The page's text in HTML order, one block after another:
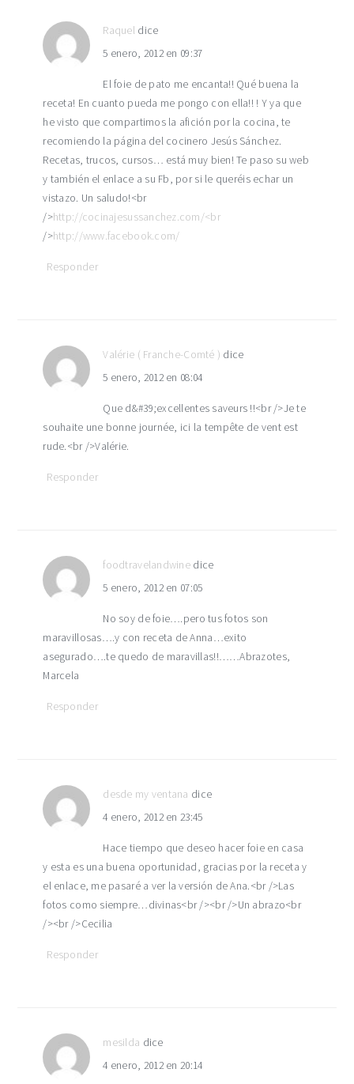
Raquel dice
5 enero, 2012 en 09:37
El foie de pato me encanta!! Qué buena la
receta! En cuanto pueda me pongo con ella!! ! Y ya que
he visto que compartimos la afición por la cocina, te
recomiendo la página del cocinero Jesús Sánchez.
Recetas, trucos, cursos… está muy bien! Te paso su web
y también el enlace a su Fb, por si le queréis echar un
vistazo. Un saludo!<br
/>http://cocinajesussanchez.com/<br
/>http://www.facebook.com/
Responder
Valérie ( Franche-Comté ) dice
5 enero, 2012 en 08:04
Que d&#39;excellentes saveurs !!<br />Je te
souhaite une bonne journée, ici la tempête de vent est
rude.<br />Valérie.
Responder
foodtravelandwine dice
5 enero, 2012 en 07:05
No soy de foie….pero tus fotos son
maravillosas….y con receta de Anna…exito
asegurado….te quedo de maravillas!!……Abrazotes,
Marcela
Responder
desde my ventana dice
4 enero, 2012 en 23:45
Hace tiempo que deseo hacer foie en casa
y esta es una buena oportunidad, gracias por la receta y
el enlace, me pasaré a ver la versión de Ana.<br />Las
fotos como siempre…divinas<br /><br />Un abrazo<br
/><br />Cecilia
Responder
mesilda dice
4 enero, 2012 en 20:14